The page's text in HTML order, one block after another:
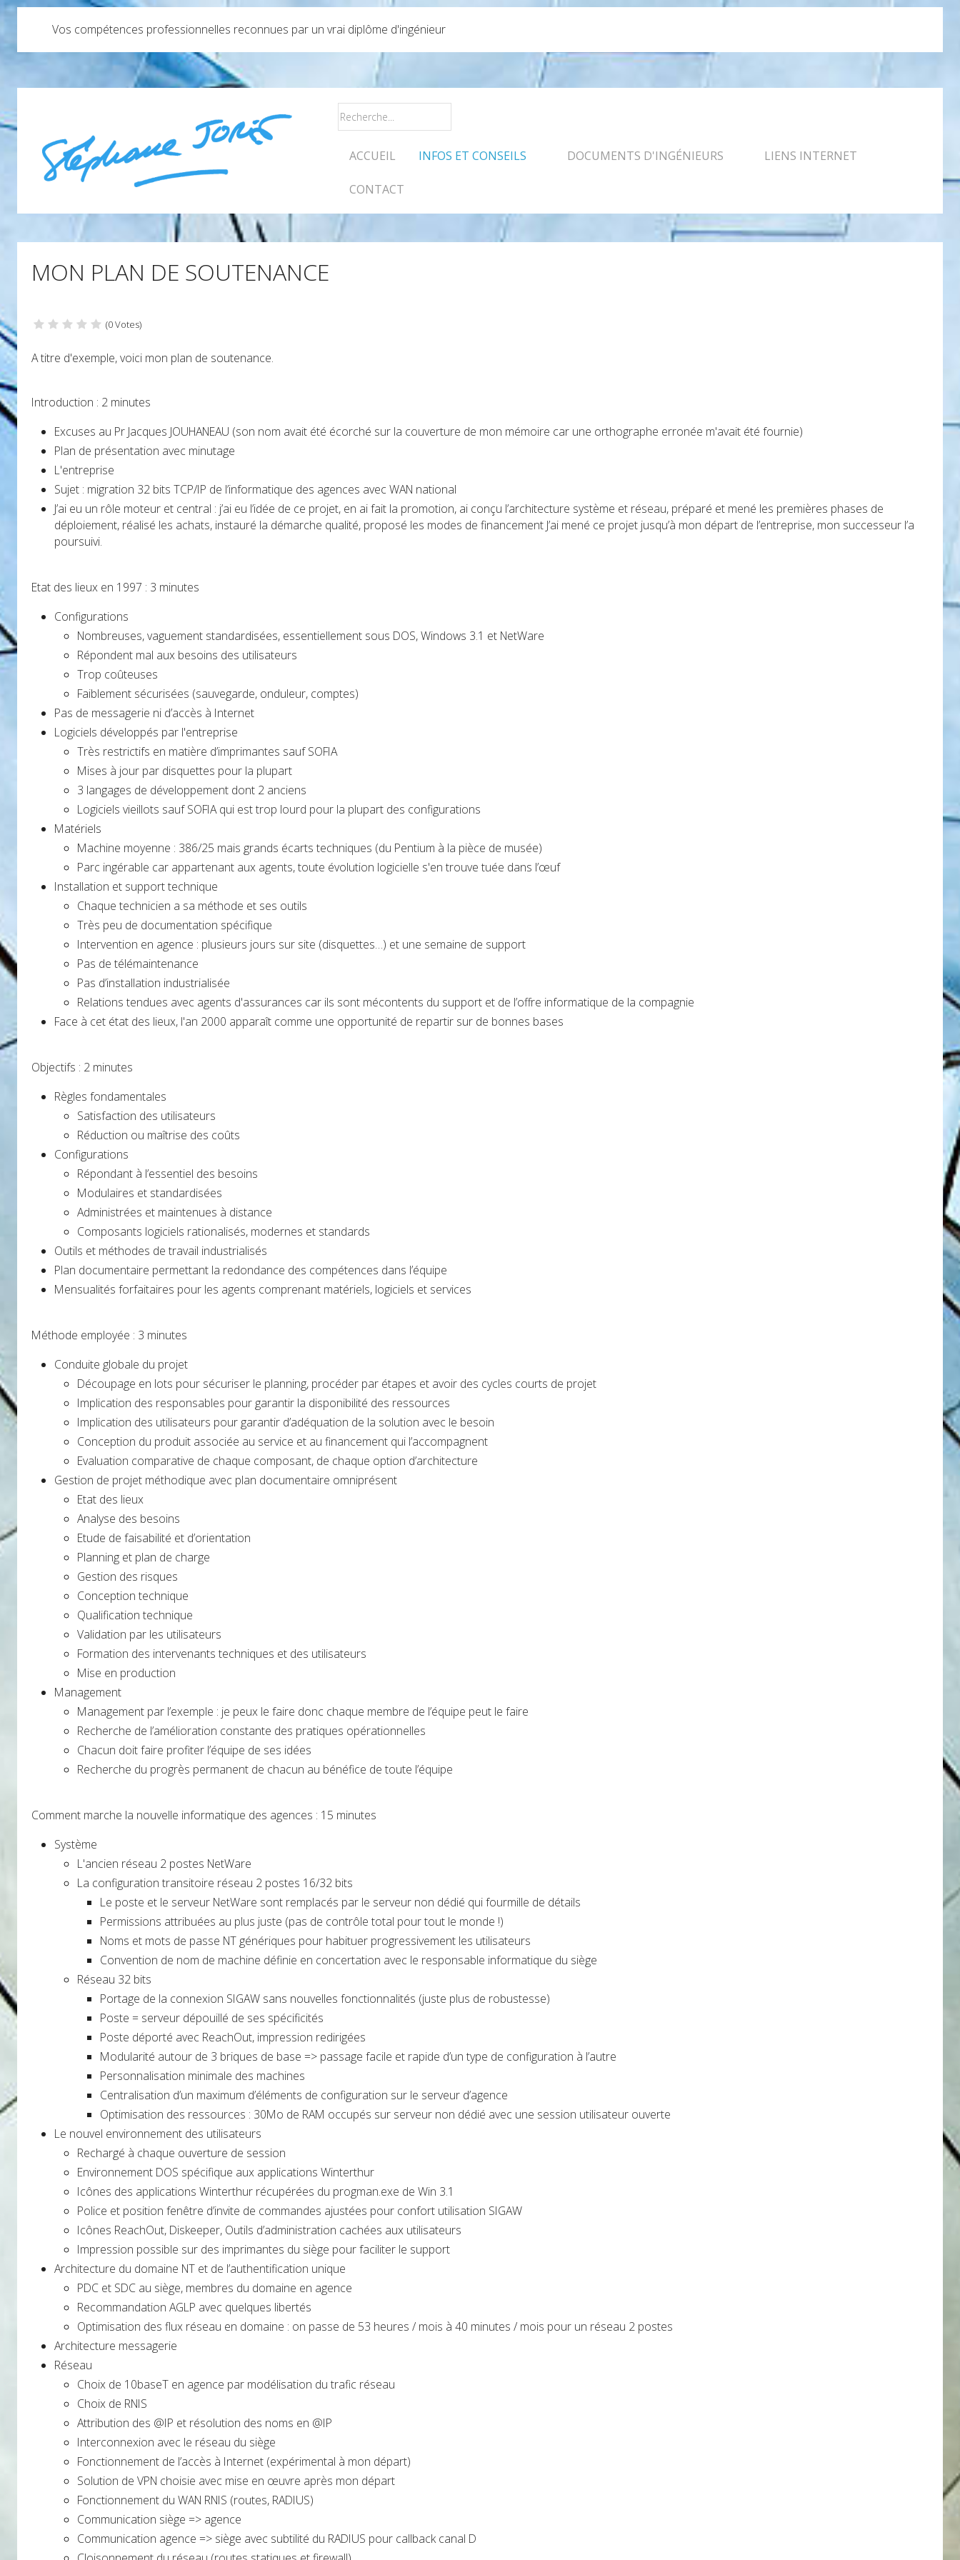
Vos compétences professionnelles reconnues par un vrai diplôme d'ingénieur
ACCUEIL INFOS ET CONSEILS DOCUMENTS D'INGÉNIEURS LIENS INTERNET
CONTACT
MON PLAN DE SOUTENANCE
(0 Votes)
A titre d'exemple, voici mon plan de soutenance.
Introduction : 2 minutes
Excuses au Pr Jacques JOUHANEAU (son nom avait été écorché sur la couverture de mon mémoire car une orthographe erronée m'avait été fournie)
Plan de présentation avec minutage
L'entreprise
Sujet : migration 32 bits TCP/IP de l’informatique des agences avec WAN national
J’ai eu un rôle moteur et central : j’ai eu l’idée de ce projet, en ai fait la promotion, ai conçu l’architecture système et réseau, préparé et mené les premières phases de
déploiement, réalisé les achats, instauré la démarche qualité, proposé les modes de financement J’ai mené ce projet jusqu’à mon départ de l’entreprise, mon successeur l’a
poursuivi.
Etat des lieux en 1997 : 3 minutes
Configurations
Nombreuses, vaguement standardisées, essentiellement sous DOS, Windows 3.1 et NetWare
Répondent mal aux besoins des utilisateurs
Trop coûteuses
Faiblement sécurisées (sauvegarde, onduleur, comptes)
Pas de messagerie ni d’accès à Internet
Logiciels développés par l'entreprise
Très restrictifs en matière d’imprimantes sauf SOFIA
Mises à jour par disquettes pour la plupart
3 langages de développement dont 2 anciens
Logiciels vieillots sauf SOFIA qui est trop lourd pour la plupart des configurations
Matériels
Machine moyenne : 386/25 mais grands écarts techniques (du Pentium à la pièce de musée)
Parc ingérable car appartenant aux agents, toute évolution logicielle s'en trouve tuée dans l’œuf
Installation et support technique
Chaque technicien a sa méthode et ses outils
Très peu de documentation spécifique
Intervention en agence : plusieurs jours sur site (disquettes…) et une semaine de support
Pas de télémaintenance
Pas d’installation industrialisée
Relations tendues avec agents d'assurances car ils sont mécontents du support et de l’offre informatique de la compagnie
Face à cet état des lieux, l'an 2000 apparaît comme une opportunité de repartir sur de bonnes bases
Objectifs : 2 minutes
Règles fondamentales
Satisfaction des utilisateurs
Réduction ou maîtrise des coûts
Configurations
Répondant à l’essentiel des besoins
Modulaires et standardisées
Administrées et maintenues à distance
Composants logiciels rationalisés, modernes et standards
Outils et méthodes de travail industrialisés
Plan documentaire permettant la redondance des compétences dans l’équipe
Mensualités forfaitaires pour les agents comprenant matériels, logiciels et services
Méthode employée : 3 minutes
Conduite globale du projet
Découpage en lots pour sécuriser le planning, procéder par étapes et avoir des cycles courts de projet
Implication des responsables pour garantir la disponibilité des ressources
Implication des utilisateurs pour garantir d’adéquation de la solution avec le besoin
Conception du produit associée au service et au financement qui l’accompagnent
Evaluation comparative de chaque composant, de chaque option d’architecture
Gestion de projet méthodique avec plan documentaire omniprésent
Etat des lieux
Analyse des besoins
Etude de faisabilité et d’orientation
Planning et plan de charge
Gestion des risques
Conception technique
Qualification technique
Validation par les utilisateurs
Formation des intervenants techniques et des utilisateurs
Mise en production
Management
Management par l’exemple : je peux le faire donc chaque membre de l’équipe peut le faire
Recherche de l’amélioration constante des pratiques opérationnelles
Chacun doit faire profiter l’équipe de ses idées
Recherche du progrès permanent de chacun au bénéfice de toute l’équipe
Comment marche la nouvelle informatique des agences : 15 minutes
Système
L'ancien réseau 2 postes NetWare
La configuration transitoire réseau 2 postes 16/32 bits
Le poste et le serveur NetWare sont remplacés par le serveur non dédié qui fourmille de détails
Permissions attribuées au plus juste (pas de contrôle total pour tout le monde !)
Noms et mots de passe NT génériques pour habituer progressivement les utilisateurs
Convention de nom de machine définie en concertation avec le responsable informatique du siège
Réseau 32 bits
Portage de la connexion SIGAW sans nouvelles fonctionnalités (juste plus de robustesse)
Poste = serveur dépouillé de ses spécificités
Poste déporté avec ReachOut, impression redirigées
Modularité autour de 3 briques de base => passage facile et rapide d’un type de configuration à l’autre
Personnalisation minimale des machines
Centralisation d’un maximum d’éléments de configuration sur le serveur d’agence
Optimisation des ressources : 30Mo de RAM occupés sur serveur non dédié avec une session utilisateur ouverte
Le nouvel environnement des utilisateurs
Rechargé à chaque ouverture de session
Environnement DOS spécifique aux applications Winterthur
Icônes des applications Winterthur récupérées du progman.exe de Win 3.1
Police et position fenêtre d’invite de commandes ajustées pour confort utilisation SIGAW
Icônes ReachOut, Diskeeper, Outils d’administration cachées aux utilisateurs
Impression possible sur des imprimantes du siège pour faciliter le support
Architecture du domaine NT et de l’authentification unique
PDC et SDC au siège, membres du domaine en agence
Recommandation AGLP avec quelques libertés
Optimisation des flux réseau en domaine : on passe de 53 heures / mois à 40 minutes / mois pour un réseau 2 postes
Architecture messagerie
Réseau
Choix de 10baseT en agence par modélisation du trafic réseau
Choix de RNIS
Attribution des @IP et résolution des noms en @IP
Interconnexion avec le réseau du siège
Fonctionnement de l’accès à Internet (expérimental à mon départ)
Solution de VPN choisie avec mise en œuvre après mon départ
Fonctionnement du WAN RNIS (routes, RADIUS)
Communication siège => agence
Communication agence => siège avec subtilité du RADIUS pour callback canal D